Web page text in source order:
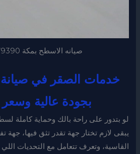
صيانه الاسطح بمكة 0539379390
خدمات الصقر في
بجودة عالية
لو بتدور على راحة بالك وحماية كاملة
يبقى لازم تختار جهة تقدر تثق فيها، جهة
القاسية، وتعرف تتعامل مع التحديات